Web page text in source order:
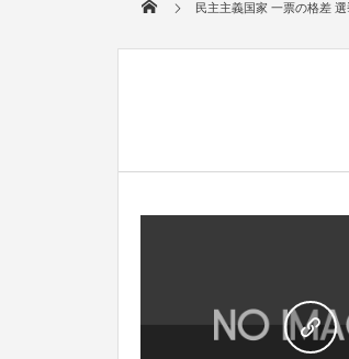
民主主義国家 一票の格差